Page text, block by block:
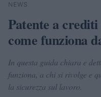
Cerca
NEWS
Patente a
come funziona
In questa guida chiara e
funziona, a chi si rivolge e
la sicurezza sul lavoro.